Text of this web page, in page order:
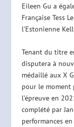
Eileen Gu a
Française Tess
l’Estonienne
Tenant du titre
disputera à
médaillé aux X
pour le moment
l’épreuve en
complété par
performances